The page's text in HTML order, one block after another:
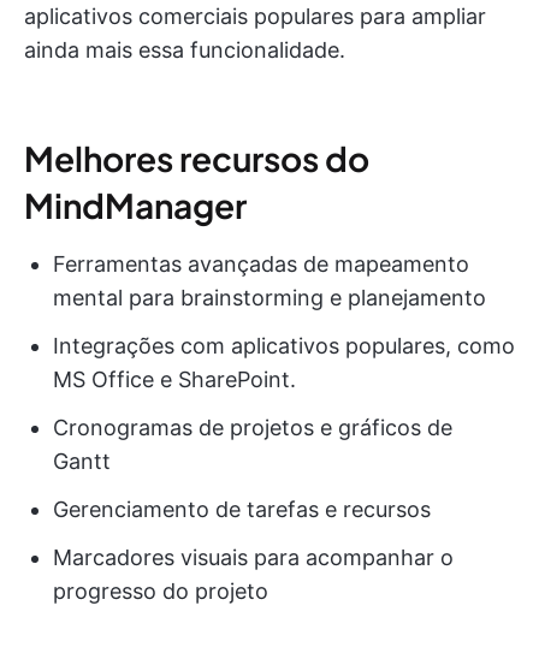
aplicativos comerciais populares para ampliar
ainda mais essa funcionalidade.
Melhores recursos do
MindManager
Ferramentas avançadas de mapeamento
mental para brainstorming e planejamento
Integrações com aplicativos populares, como
MS Office e SharePoint.
Cronogramas de projetos e gráficos de
Gantt
Gerenciamento de tarefas e recursos
Marcadores visuais para acompanhar o
progresso do projeto